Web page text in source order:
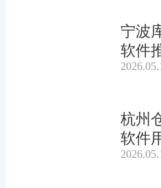
宁波
软件
杭州
软件